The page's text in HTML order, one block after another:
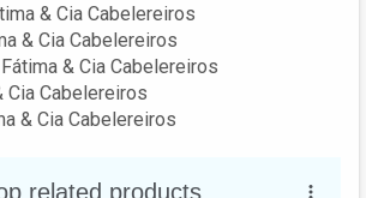
& Cia Cabelereiros
& Cia Cabelereiros
& Cia Cabelereiros
Cia Cabelereiros
& Cia Cabelereiros